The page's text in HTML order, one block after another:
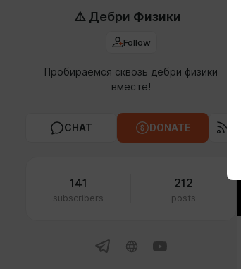
⚠️ Дебри Физики
Follow
Пробираемся сквозь дебри физики
вместе!
CHAT DONATE
141
subscribers
212
posts